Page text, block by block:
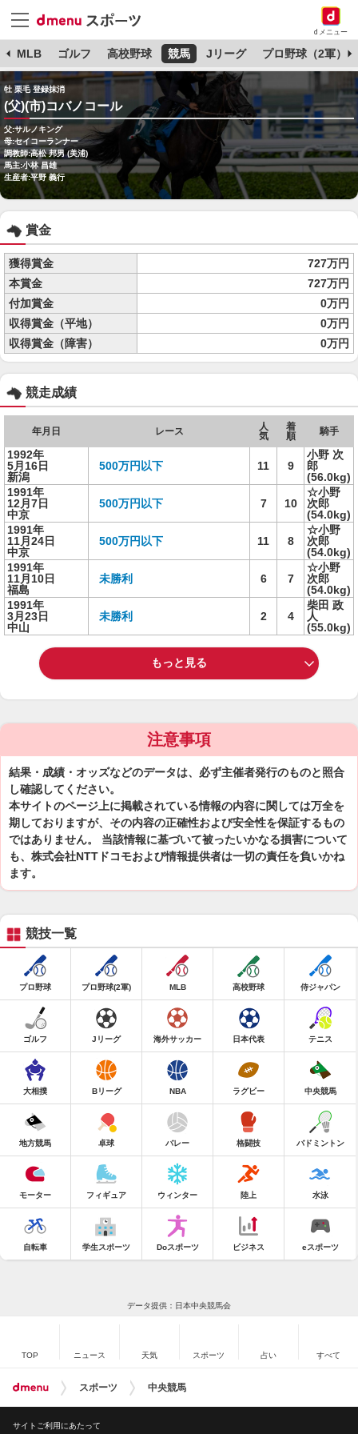
dメニュー
MLB ゴルフ 高校野球 競馬 Jリーグ プロ野球（2軍）
牡 栗毛 登録抹消
(父)(市)コバノコール
父:サルノキング
母:セイコーランナー
調教師:高松 邦男 (美浦)
馬主:小林 昌雄
生産者:平野 義行
賞金
獲得賞金
727万円
本賞金
727万円
付加賞金
0万円
収得賞金（平地）
0万円
収得賞金（障害）
0万円
競走成績
年月日 レース
人
気
着
順
騎手
1992年
5月16日
新潟
500万円以下 11 9
小野 次
郎
(56.0kg)
1991年
12月7日
中京
500万円以下 7 10
☆小野
次郎
(54.0kg)
1991年
11月24日
中京
500万円以下 11 8
☆小野
次郎
(54.0kg)
1991年
11月10日
福島
未勝利 6 7
☆小野
次郎
(54.0kg)
1991年
3月23日
中山
未勝利 2 4
柴田 政
人
(55.0kg)
もっと見る
注意事項
結果・成績・オッズなどのデータは、必ず主催者発行のものと照合
し確認してください。
本サイトのページ上に掲載されている情報の内容に関しては万全を
期しておりますが、その内容の正確性および安全性を保証するもの
ではありません。 当該情報に基づいて被ったいかなる損害について
も、株式会社NTTドコモおよび情報提供者は一切の責任を負いかね
ます。
競技一覧
プロ野球 プロ野球(2軍) MLB 高校野球 侍ジャパン
ゴルフ Jリーグ 海外サッカー 日本代表 テニス
大相撲 Bリーグ NBA ラグビー 中央競馬
地方競馬 卓球 バレー 格闘技 バドミントン
モーター フィギュア ウィンター 陸上 水泳
自転車 学生スポーツ Doスポーツ ビジネス eスポーツ
データ提供：日本中央競馬会
TOP ニュース 天気 スポーツ 占い すべて
スポーツ 中央競馬
サイトご利用にあたって